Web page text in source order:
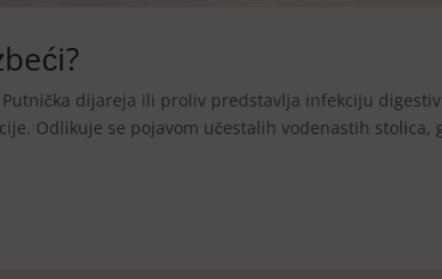
dijareja ili proliv predstavlja infekciju
Odlikuje se pojavom učestalih vodenastih stolica,